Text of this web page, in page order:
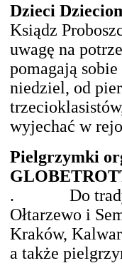
Dzieci
Ksiądz
uwagę na
pomagają
niedziel, od
wyjechać w
Pielgrzymki
. Do
Ołtarzewo i
Kraków,
a także